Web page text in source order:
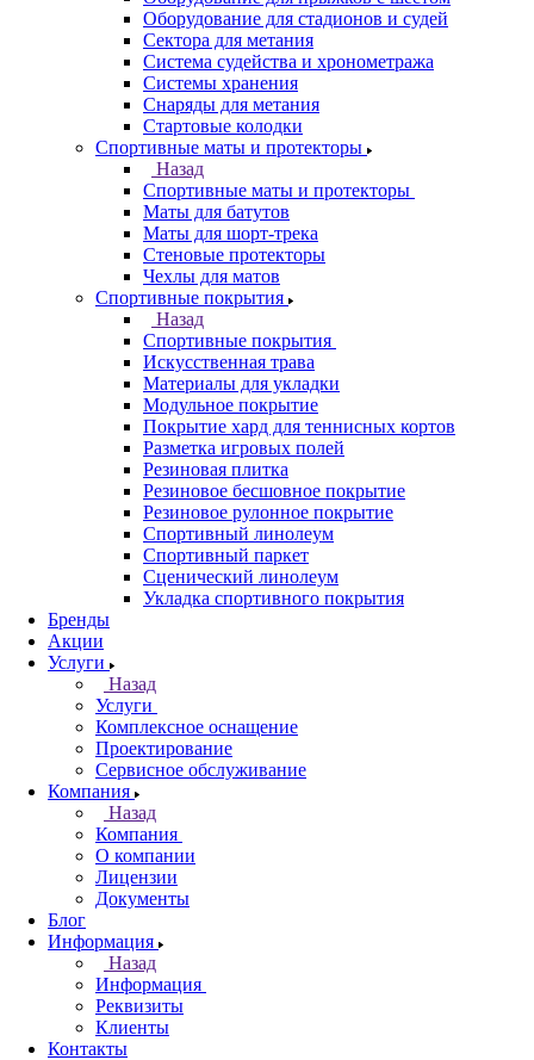
Оборудование для стадионов и судей
Сектора для метания
Система судейства и хронометража
Системы хранения
Снаряды для метания
Стартовые колодки
Спортивные маты и протекторы
Назад
Спортивные маты и протекторы
Маты для батутов
Маты для шорт-трека
Стеновые протекторы
Чехлы для матов
Спортивные покрытия
Назад
Спортивные покрытия
Искусственная трава
Материалы для укладки
Модульное покрытие
Покрытие хард для теннисных кортов
Разметка игровых полей
Резиновая плитка
Резиновое бесшовное покрытие
Резиновое рулонное покрытие
Спортивный линолеум
Спортивный паркет
Сценический линолеум
Укладка спортивного покрытия
Бренды
Акции
Услуги
Назад
Услуги
Комплексное оснащение
Проектирование
Сервисное обслуживание
Компания
Назад
Компания
О компании
Лицензии
Документы
Блог
Информация
Назад
Информация
Реквизиты
Клиенты
Контакты